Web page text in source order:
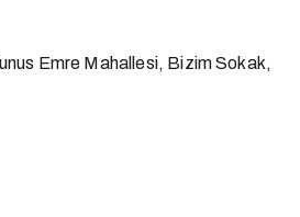
Emre Mahallesi, Bizim Sokak,